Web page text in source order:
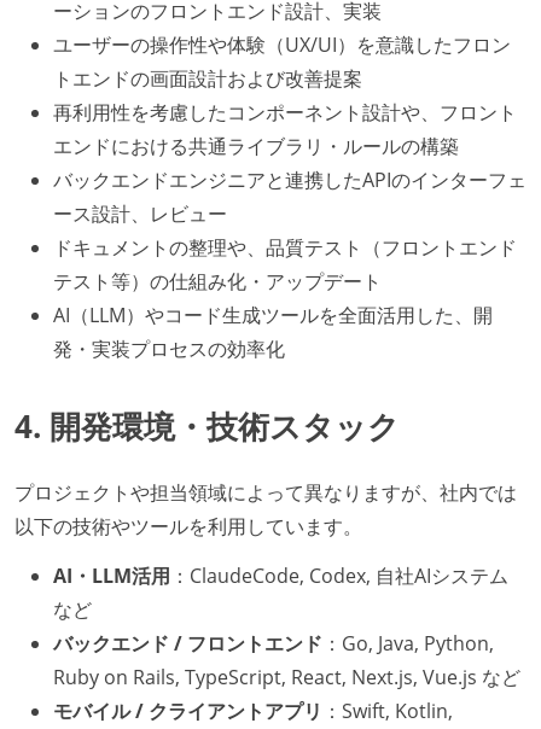
ーションのフロントエンド設計、実装
ユーザーの操作性や体験（UX/UI）を意識したフロン
トエンドの画面設計および改善提案
再利用性を考慮したコンポーネント設計や、フロント
エンドにおける共通ライブラリ・ルールの構築
バックエンドエンジニアと連携したAPIのインターフェ
ース設計、レビュー
ドキュメントの整理や、品質テスト（フロントエンド
テスト等）の仕組み化・アップデート
AI（LLM）やコード生成ツールを全面活用した、開
発・実装プロセスの効率化
4. 開発環境・技術スタック
プロジェクトや担当領域によって異なりますが、社内では
以下の技術やツールを利用しています。
AI・LLM活用 ：ClaudeCode, Codex, 自社AIシステム
など
バックエンド / フロントエンド ：Go, Java, Python,
Ruby on Rails, TypeScript, React, Next.js, Vue.js など
モバイル / クライアントアプリ ：Swift, Kotlin,